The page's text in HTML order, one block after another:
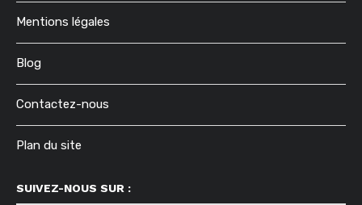
Mentions légales
Blog
Contactez-nous
Plan du site
SUIVEZ-NOUS SUR :